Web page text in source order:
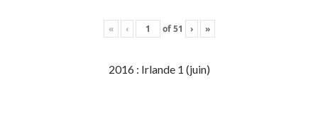
« ‹ of51 › »
2016 : Irlande 1 (juin)